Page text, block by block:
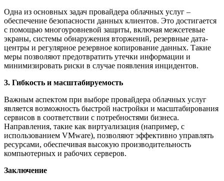
Одна из основных задач провайдера облачных услуг –
обеспечение безопасности данных клиентов. Это достигается
с помощью многоуровневой защиты, включая межсетевые
экраны, системы обнаружения вторжений, резервные дата-
центры и регулярное резервное копирование данных. Такие
меры позволяют предотвратить утечки информации и
минимизировать риски в случае появления инцидентов.
3. Гибкость и масштабируемость
Важным аспектом при выборе провайдера облачных услуг
является возможность быстрой настройки и масштабирования
сервисов в соответствии с потребностями бизнеса.
Направления, такие как виртуализация (например, с
использованием VMware), позволяют эффективно управлять
ресурсами, обеспечивая высокую производительность
компьютерных и рабочих серверов.
Заключение